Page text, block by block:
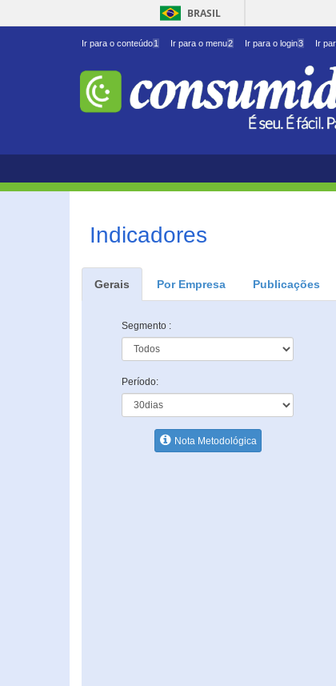
BRASIL
Ir para o conteúdo1 Ir para o menu2 Ir para o login3 Ir
Indicadores
Gerais Por Empresa Publicações
Segmento :
Período:
Nota Metodológica